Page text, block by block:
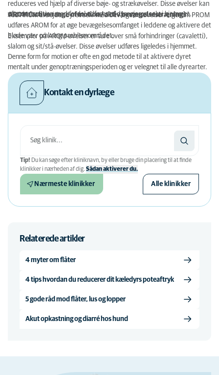
reduceres ved hjælp af diverse bøje- og strækøvelser. Disse øvelser kan
efter instruktion med fordel udføres af dyreejeren selv i hjemmet.
AROM (active range of motion / aktiv bevægelsestræning)
Ved AROM arbejder dyret selv med bevægelsesøvelser. Ligesom PROM
udføres AROM for at øge bevægelsesomfanget i leddene og aktivere det
bløde væv omkring problemområdet.
Eksempler på AROM-øvelser er ture over små forhindringer (cavaletti),
slalom og sit/stå-øvelser. Disse øvelser udføres ligeledes i hjemmet.
Denne form for motion er ofte en god metode til at aktivere dyret
mentalt under genoptræningsperioden og er velegnet til alle dyrearter.
Kontakt en dyrlæge
Tip! Du kan søge efter kliniknavn, by eller bruge din placering til at finde
klinikker i nærheden af ​​dig. Sådan aktiverer du.
Nærmeste klinikker Alle klinikker
Relaterede artikler
4 myter om flåter
4 tips hvordan du reducerer dit kæledyrs poteaftryk
5 gode råd mod flåter, lus og lopper
Akut opkastning og diarré hos hund